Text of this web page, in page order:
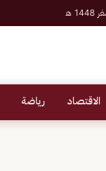
الاقتصاد رياضة